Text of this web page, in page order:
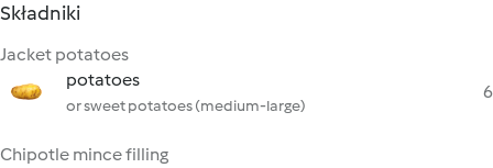
Składniki
Jacket potatoes
potatoes
or sweet potatoes (medium-large)
6
Chipotle mince filling